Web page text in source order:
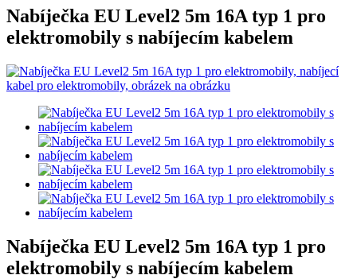
Nabíječka EU Level2 5m 16A typ 1 pro
elektromobily s nabíjecím kabelem
Nabíječka EU Level2 5m 16A typ 1 pro
elektromobily s nabíjecím kabelem